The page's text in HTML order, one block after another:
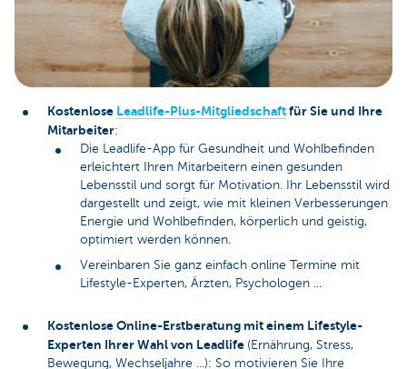
Kostenlose Leadlife-Plus-Mitgliedschaftfür Sie und Ihre
Mitarbeiter:
Die Leadlife-App für Gesundheit und Wohlbefinden
erleichtert Ihren Mitarbeitern einen gesunden
Lebensstil und sorgt für Motivation. Ihr Lebensstil wird
dargestellt und zeigt, wie mit kleinen Verbesserungen
Energie und Wohlbefinden, körperlich und geistig,
optimiert werden können.
Vereinbaren Sie ganz einfach online Termine mit
Lifestyle-Experten, Ärzten, Psychologen ...
Kostenlose Online-Erstberatung mit einem Lifestyle-
Experten Ihrer Wahl von Leadlife (Ernährung, Stress,
Bewegung, Wechseljahre ...): So motivieren Sie Ihre